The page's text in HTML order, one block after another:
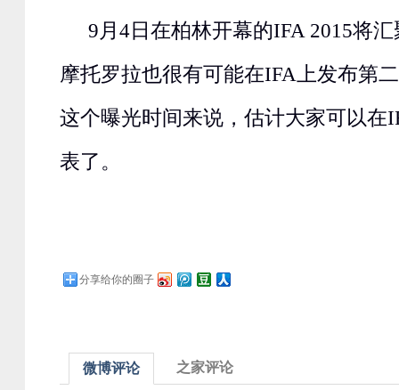
9月4日在柏林开幕的IFA 2015将
摩托罗拉也很有可能在IFA上发布第
这个曝光时间来说，估计大家可以在
表了。
分享给你的圈子
微博评论 之家评论